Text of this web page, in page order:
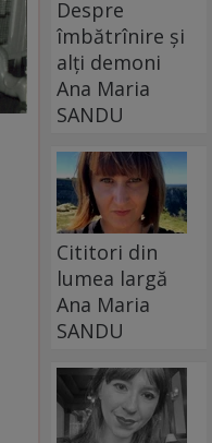
Despre
îmbătrînire și
alți demoni
Ana Maria
SANDU
Cititori din
lumea largă
Ana Maria
SANDU